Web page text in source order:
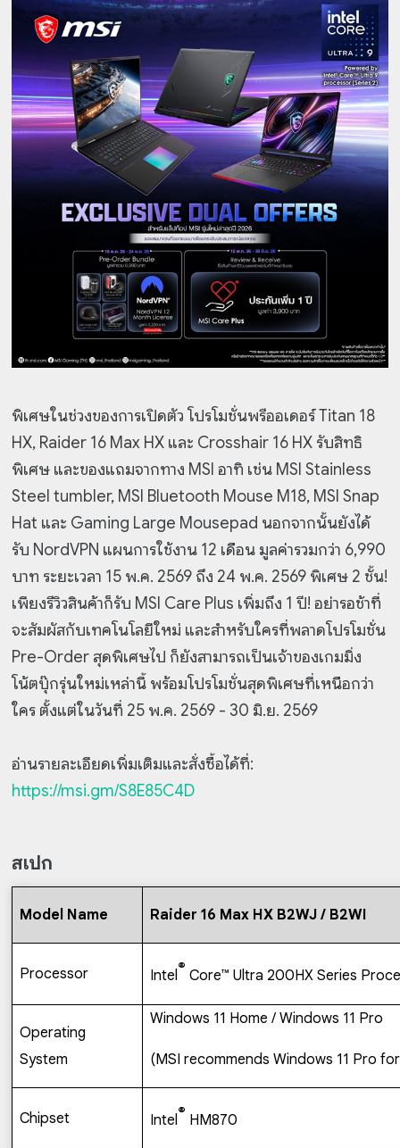
พิเศษในช่วงของการเปิดตัว โปรโมชั่นพรีออเดอร์ Titan 18
HX, Raider 16 Max HX และ Crosshair 16 HX รับสิทธิ
พิเศษ และของแถมจากทาง MSI อาทิ เช่น MSI Stainless
Steel tumbler, MSI Bluetooth Mouse M18, MSI Snap
Hat และ Gaming Large Mousepad นอกจากนั้นยังได้
รับ NordVPN แผนการใช้งาน 12 เดือน มูลค่ารวมกว่า 6,990
บาท ระยะเวลา 15 พ.ค. 2569 ถึง 24 พ.ค. 2569 พิเศษ 2 ชั้น!
เพียงรีวิวสินค้าก็รับ MSI Care Plus เพิ่มถึง 1 ปี! อย่ารอช้าที่
จะสัมผัสกับเทคโนโลยีใหม่ และสำหรับใครที่พลาดโปรโมชั่น
Pre-Order สุดพิเศษไป ก็ยังสามารถเป็นเจ้าของเกมมิ่ง
โน้ตบุ๊กรุ่นใหม่เหล่านี้ พร้อมโปรโมชั่นสุดพิเศษที่เหนือกว่า
ใคร ตั้งแต่ในวันที่ 25 พ.ค. 2569 - 30 มิ.ย. 2569
อ่านรายละเอียดเพิ่มเติมและสั่งซื้อได้ที่:
https://msi.gm/S8E85C4D
สเปก
Model Name Raider 16 Max HX B2WJ/ B2WI
Processor Intel® Core™ Ultra 200HX Series
Operating
System
Windows 11 Home / Windows 11 Pro
(MSI recommends Windows 11 Pro
Chipset Intel® HM870